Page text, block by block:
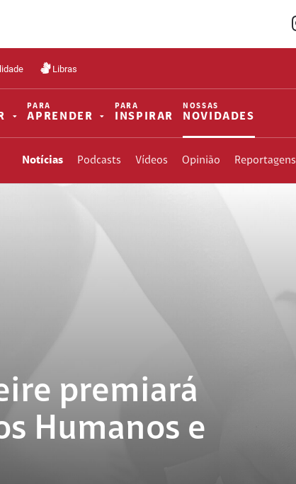
Libras
PARA
APRENDER
PARA
INSPIRAR
NOSSAS
NOVIDADES
Notícias Podcasts Vídeos Opinião Reportagens
premiará
Humanos e